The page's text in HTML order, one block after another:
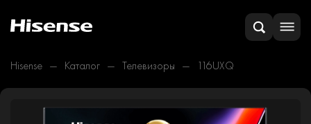
Hisense Каталог Телевизоры 116UXQ